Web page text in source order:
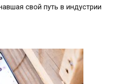
свой путь в индустрии